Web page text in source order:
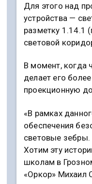
Для этого над
устройства —
разметку 1.14.1
световой
В момент, когда
делает его
проекционную
«В рамках
обеспечения
световые
Хотим эту
школам в
«Оркор» Михаил